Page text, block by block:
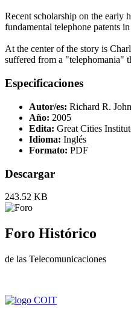
Recent scholarship on the early
fundamental telephone patents
At the center of the story is
suffered from a "telephomania"
Especificaciones
Autor/es: Richard R. John
Año: 2005
Edita: Great Cities
Idioma: Inglés
Formato: PDF
Descargar
243.52 KB
Foro Histórico
de las Telecomunicaciones